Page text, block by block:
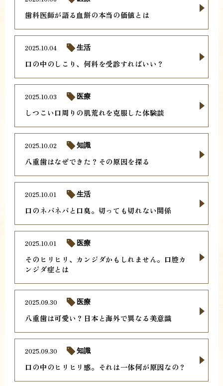
歯科医師が語る血餅の本当の価値とは
口の中のしこり、何科を受診すればいい？
2025.10.04 生活
しつこい口周りの肌荒れを克服した体験談
2025.10.03 医療
八重歯はなぜできた？その原因を探る
2025.10.02 知識
口のネバネバと口臭。切っても切れない関係
2025.10.01 生活
そのヒリヒリ、カンジダかもしれません。口腔カ
ンジダ症とは
2025.10.01 医療
八重歯は可愛い？日本と海外で異なる美意識
2025.09.30 医療
口の中のヒリヒリ感。それは一体何が原因なの？
2025.09.30 知識